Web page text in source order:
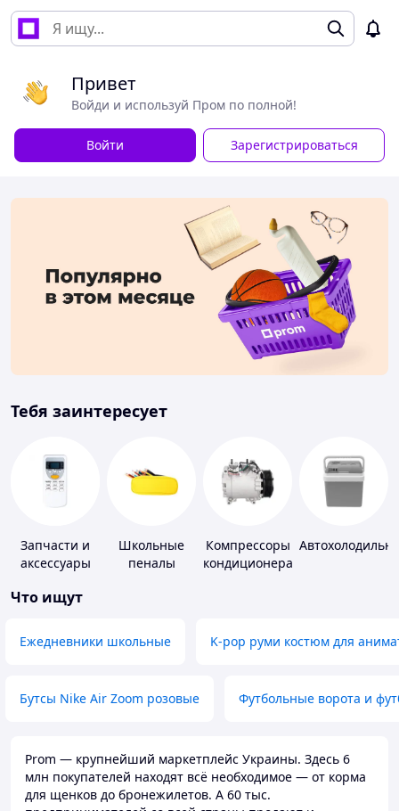
Привет
Войди и используй Пром по полной!
Войти Зарегистрироваться
Тебя заинтересует
Запчасти и
аксессуары
кондиционеров
Школьные
пеналы
Компрессоры
кондиционера
Что ищут
Ежедневники школьные K-pop руми костюм для
Бутсы Nike Air Zoom розовые Футбольные ворота и
Prom — крупнейший маркетплейс Украины. Здесь 6
млн покупателей находят всё необходимое — от корма
для щенков до бронежилетов. А 60 тыс.